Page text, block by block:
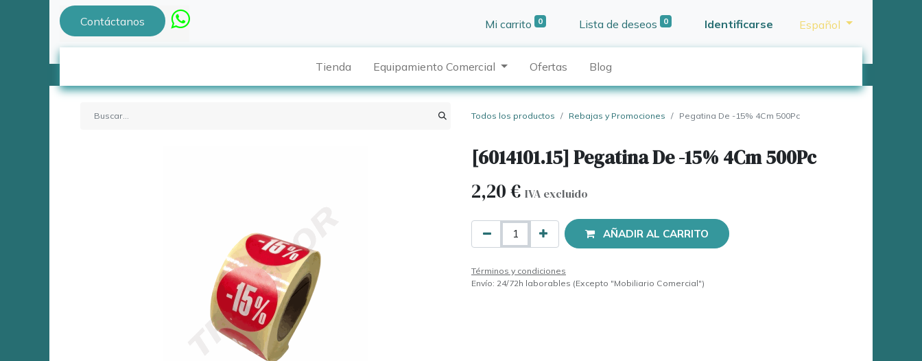
Contáctanos Mi carrito 0 Lista de deseos 0 Identificarse Español
Tienda Equipamiento Comercial Ofertas Blog
Todos los productos Rebajas y Promociones Pegatina De -15% 4Cm 500Pc
[6014101.15] Pegatina De -15% 4Cm 500Pc
2,20€ IVA excluido
AÑADIR AL CARRITO
Términos y condiciones
Envío: 24/72h laborables (Excepto "Mobiliario Comercial")